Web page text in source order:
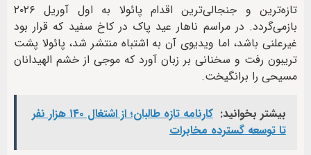
تازه‌ترین و جنجالی‌ترین اقدام پائولا به اول آوریل ۲۰۲۶
بازمی‌گردد. در مراسم ناهار عید پاک در کاخ سفید که قرار بود
غیرعلنی باشد، اما ویدیوی آن به اشتباه منتشر شد، پائولا پشت
تریبون رفت و سخنانی بر زبان آورد که موجی از خشم الهیدانان
مسیحی را برانگیخت.
بیشتر بخوانید:
کارنامه تازه طالبان؛ از اشتغال ۱۴۰ هزار نفر
تا توسعه گسترده مخابرات